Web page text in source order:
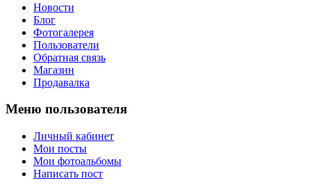
Новости
Блог
Фотогалерея
Пользователи
Обратная связь
Магазин
Продавалка
Меню пользователя
Личный кабинет
Мои посты
Мои фотоальбомы
Написать пост